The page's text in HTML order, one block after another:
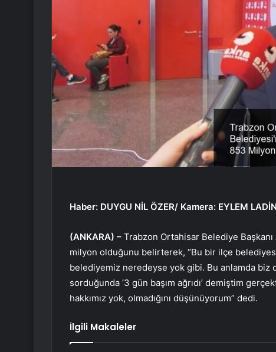
Haber: DUYGU NİL ÖZER/ Kamera: EYLEM
(ANKARA) – Trabzon Ortahisar Belediye
milyon olduğunu belirterek, “Bu bir ilçe
belediyemiz neredeyse yok gibi. Bu anlamda biz
sorduğunda ‘3 gün başım ağrıdı’ demiştim
hakkımız yok, olmadığını düşünüyorum” dedi.
İlgili Makaleler